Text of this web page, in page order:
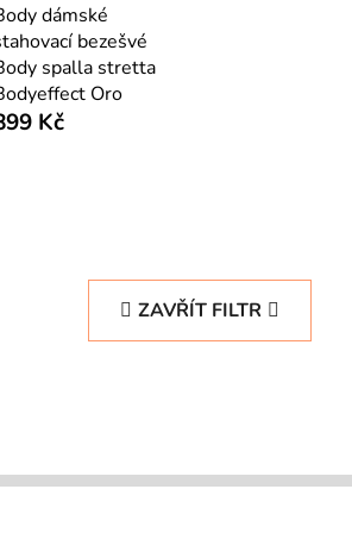
dámské
bezešvé
spalla stretta
Oro
Kč
ZAVŘÍT FILTR